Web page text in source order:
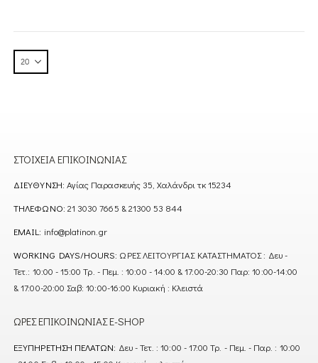
ΣΤΟΙΧΕΊΑ ΕΠΙΚΟΙΝΩΝΊΑΣ
ΔΙΕΎΘΥΝΣΗ: Αγίας Παρασκευής 35, Χαλάνδρι τκ 15234
ΤΗΛΈΦΩΝΟ: 21 3030 7665 & 21300 53 844
EMAIL: info@platinon.gr
WORKING DAYS/HOURS: ΩΡΕΣ ΛΕΙΤΟΥΡΓΙΑΣ ΚΑΤΑΣΤΗΜΑΤΟΣ : Δευ -
Τετ.: 10:00 - 15:00 Τρ. - Πεμ. : 10:00 - 14:00 & 17:00-20:30 Παρ: 10:00-14:00
& 17:00-20:00 Σαβ: 10:00-16:00 Κυριακή : Κλειστά
ΏΡΕΣ ΕΠΙΚΟΙΝΩΝΊΑΣ E-SHOP
ΕΞΥΠΗΡΈΤΗΣΗ ΠΕΛΑΤΏΝ: Δευ - Τετ. : 10:00 - 17:00 Τρ. - Πεμ. - Παρ. : 10:00